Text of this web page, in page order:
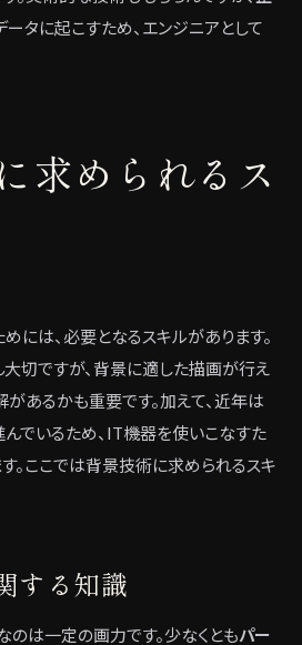
タに起こすため、エンジニアとして
求められるス
には、必要となるスキルがあります。
切ですが、背景に適した描画が行え
があるかも重要です。加えて、近年は
でいるため、IT機器を使いこなすた
。ここでは背景技術に求められるスキ
する知識
のは一定の画力です。少なくともパー